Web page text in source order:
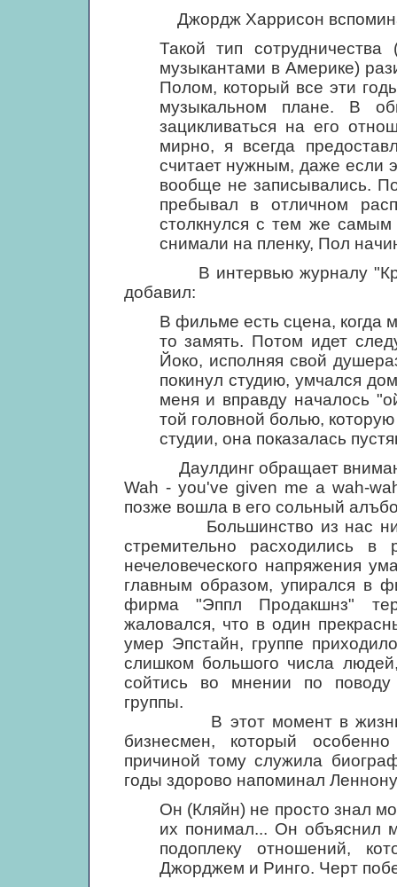
Джордж Харрисон
Такой тип
музыкантами в Америке)
Полом, который все эти
музыкальном плане. В
зацикливаться на его
мирно, я всегда
считает нужным, даже если
вообще не записывались.
пребывал в отличном
столкнулся с тем же
снимали на пленку, Пол
В интервью журналу
добавил:
В фильме есть сцена, когда
то замять. Потом идет
Йоко, исполняя свой
покинул студию, умчался
меня и вправду началось
той головной болью,
студии, она показалась
Даулдинг обращает
Wah - you've given me a wah-
позже вошла в его сольный
Большинство из нас никак
стремительно расходились
нечеловеческого напряжения
главным образом, упирался в
фирма "Эппл Продакшнз"
жаловался, что в один
умер Эпстайн, группе
слишком большого числа
сойтись во мнении по поводу
группы.
В этот момент в жизнь
бизнесмен, который
причиной тому служила
годы здорово напоминал
Он (Кляйн) не просто знал
их понимал... Он объяснил
подоплеку отношений,
Джорджем и Ринго. Черт